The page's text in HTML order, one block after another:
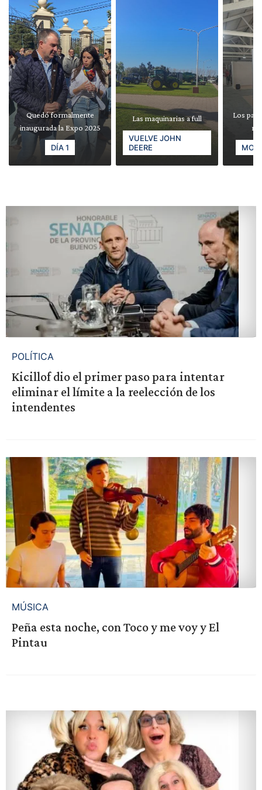
Quedó formalmente
inaugurada la Expo 2025
DÍA 1
Las maquinarias a full
VUELVE JOHN
DEERE
Los
POLÍTICA
Kicillof dio el primer paso para intentar
eliminar el límite a la reelección de los
intendentes
MÚSICA
Peña esta noche, con Toco y me voy y El
Pintau